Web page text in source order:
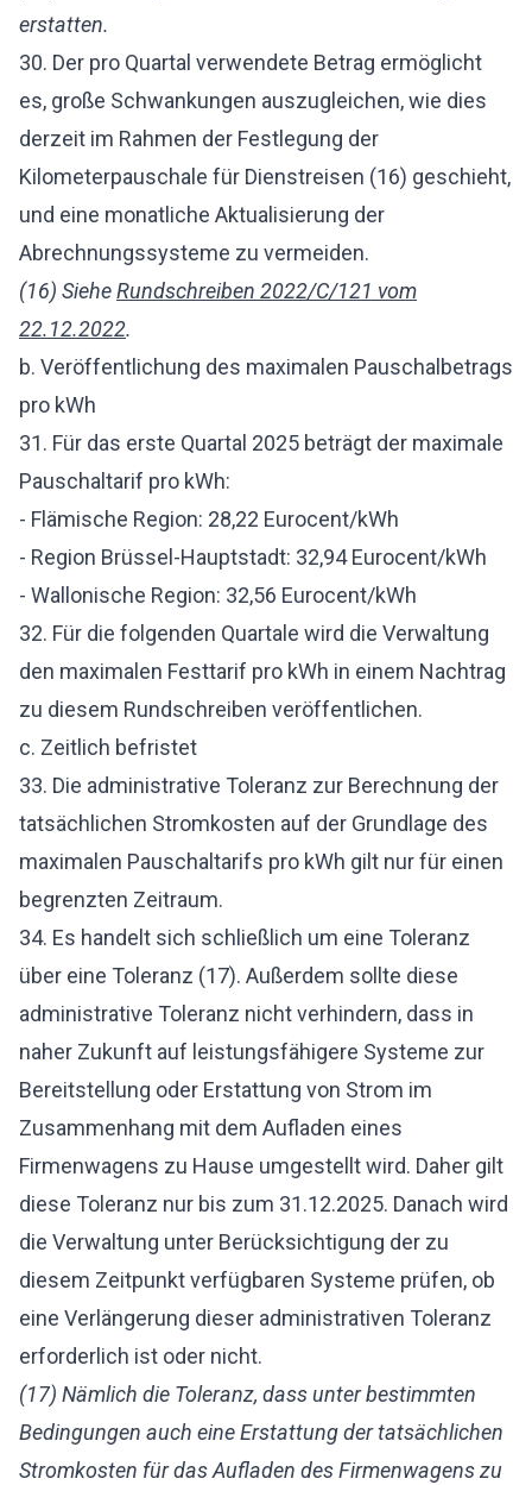
erstatten.
30. Der pro Quartal verwendete Betrag ermöglicht
es, große Schwankungen auszugleichen, wie dies
derzeit im Rahmen der Festlegung der
Kilometerpauschale für Dienstreisen (16) geschieht,
und eine monatliche Aktualisierung der
Abrechnungssysteme zu vermeiden.
(16) SieheRundschreiben 2022/C/121 vom
22.12.2022.
b. Veröffentlichung des maximalen Pauschalbetrags
pro kWh
31. Für das erste Quartal 2025 beträgt der maximale
Pauschaltarif pro kWh:
- Flämische Region: 28,22 Eurocent/kWh
- Region Brüssel-Hauptstadt: 32,94 Eurocent/kWh
- Wallonische Region: 32,56 Eurocent/kWh
32. Für die folgenden Quartale wird die Verwaltung
den maximalen Festtarif pro kWh in einem Nachtrag
zu diesem Rundschreiben veröffentlichen.
c. Zeitlich befristet
33. Die administrative Toleranz zur Berechnung der
tatsächlichen Stromkosten auf der Grundlage des
maximalen Pauschaltarifs pro kWh gilt nur für einen
begrenzten Zeitraum.
34. Es handelt sich schließlich um eine Toleranz
über eine Toleranz (17). Außerdem sollte diese
administrative Toleranz nicht verhindern, dass in
naher Zukunft auf leistungsfähigere Systeme zur
Bereitstellung oder Erstattung von Strom im
Zusammenhang mit dem Aufladen eines
Firmenwagens zu Hause umgestellt wird. Daher gilt
diese Toleranz nur bis zum 31.12.2025. Danach wird
die Verwaltung unter Berücksichtigung der zu
diesem Zeitpunkt verfügbaren Systeme prüfen, ob
eine Verlängerung dieser administrativen Toleranz
erforderlich ist oder nicht.
(17) Nämlich die Toleranz, dass unter bestimmten
Bedingungen auch eine Erstattung der tatsächlichen
Stromkosten für das Aufladen des Firmenwagens zu